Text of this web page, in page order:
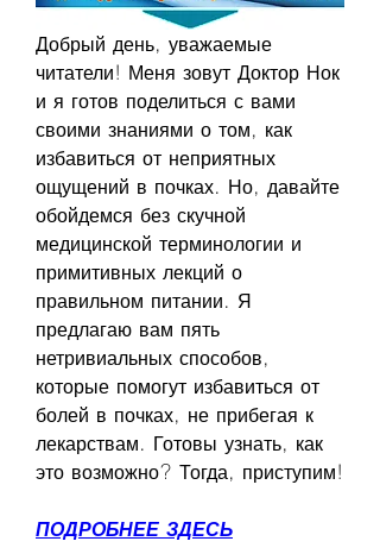
Добрый день, уважаемые
читатели! Меня зовут Доктор Нок
и я готов поделиться с вами
своими знаниями о том, как
избавиться от неприятных
ощущений в почках. Но, давайте
обойдемся без скучной
медицинской терминологии и
примитивных лекций о
правильном питании. Я
предлагаю вам пять
нетривиальных способов,
которые помогут избавиться от
болей в почках, не прибегая к
лекарствам. Готовы узнать, как
это возможно? Тогда, приступим!
ПОДРОБНЕЕ ЗДЕСЬ